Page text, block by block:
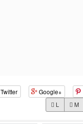
Twitter Google+
L M